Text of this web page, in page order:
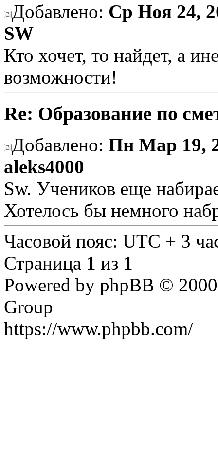
Добавлено: Ср Ноя 24,
SW
Кто хочет, то найдет, а
возможности!
Re: Образование по
Добавлено: Пн Мар 19,
aleks4000
Sw. Учеников еще
Хотелось бы немного
Часовой пояс: UTC + 3
Страница 1 из 1
Powered by phpBB ©
Group
https://www.phpbb.com/